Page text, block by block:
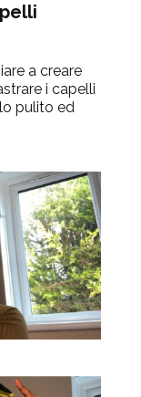
a creare
i capelli
pulito ed